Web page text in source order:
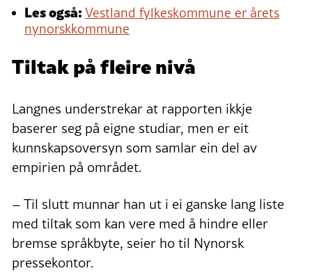
Les også:Vestland fylkeskommune er årets
nynorskkommune
Tiltak på fleire nivå
Langnes understrekar at rapporten ikkje
baserer seg på eigne studiar, men er eit
kunnskapsoversyn som samlar ein del av
empirien på området.
– Til slutt munnar han ut i ei ganske lang liste
med tiltak som kan vere med å hindre eller
bremse språkbyte, seier ho til Nynorsk
pressekontor.